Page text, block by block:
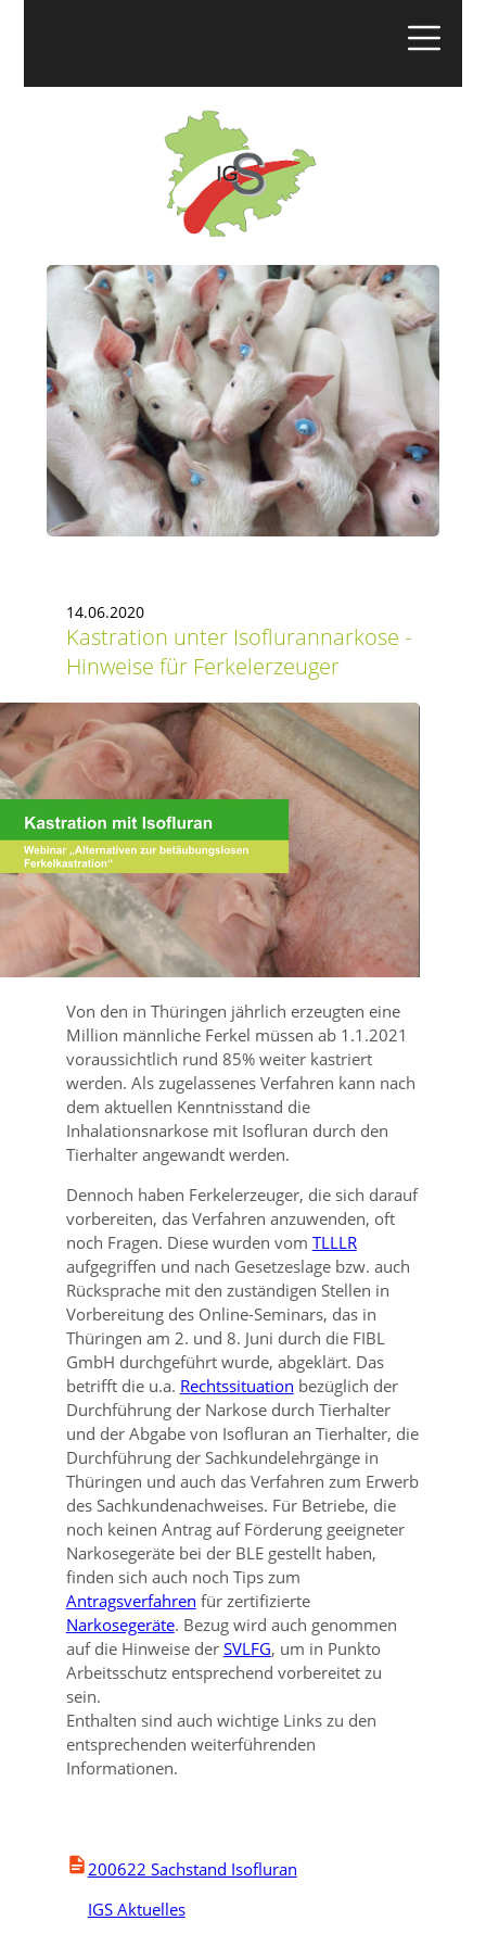
14.06.2020
Kastration unter Isoflurannarkose -
Hinweise für Ferkelerzeuger
Von den in Thüringen jährlich erzeugten eine
Million männliche Ferkel müssen ab 1.1.2021
voraussichtlich rund 85% weiter kastriert
werden. Als zugelassenes Verfahren kann nach
dem aktuellen Kenntnisstand die
Inhalationsnarkose mit Isofluran durch den
Tierhalter angewandt werden.
Dennoch haben Ferkelerzeuger, die sich darauf
vorbereiten, das Verfahren anzuwenden, oft
noch Fragen. Diese wurden vom TLLLR
aufgegriffen und nach Gesetzeslage bzw. auch
Rücksprache mit den zuständigen Stellen in
Vorbereitung des Online-Seminars, das in
Thüringen am 2. und 8. Juni durch die FIBL
GmbH durchgeführt wurde, abgeklärt. Das
betrifft die u.a. Rechtssituation bezüglich der
Durchführung der Narkose durch Tierhalter
und der Abgabe von Isofluran an Tierhalter, die
Durchführung der Sachkundelehrgänge in
Thüringen und auch das Verfahren zum Erwerb
des Sachkundenachweises. Für Betriebe, die
noch keinen Antrag auf Förderung geeigneter
Narkosegeräte bei der BLE gestellt haben,
finden sich auch noch Tips zum
Antragsverfahren für zertifizierte
Narkosegeräte. Bezug wird auch genommen
auf die Hinweise der SVLFG, um in Punkto
Arbeitsschutz entsprechend vorbereitet zu
sein.
Enthalten sind auch wichtige Links zu den
entsprechenden weiterführenden
Informationen.
200622 Sachstand Isofluran
IGS Aktuelles